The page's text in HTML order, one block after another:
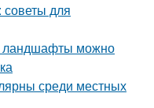
для
ландшафты можно
среди местных